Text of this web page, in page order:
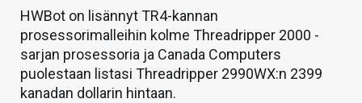
HWBot on lisännyt TR4-kannan
prosessorimalleihin kolme Threadripper 2000 -
sarjan prosessoria ja Canada Computers
puolestaan listasi Threadripper 2990WX:n 2399
kanadan dollarin hintaan.